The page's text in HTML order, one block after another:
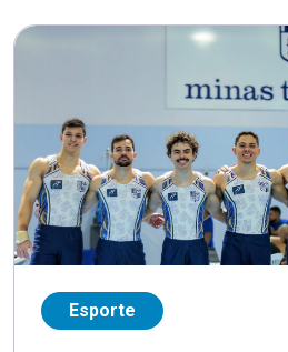
Esporte